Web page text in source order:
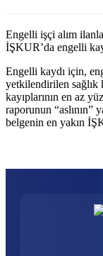
Engelli işçi alım
İŞKUR’da engelli
Engelli kaydı için,
yetkilendirilen sağlık
kayıplarının en az
raporunun “aslının”
belgenin en yakın